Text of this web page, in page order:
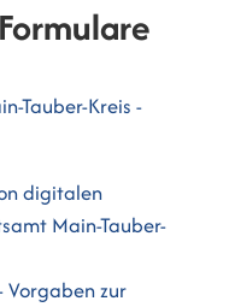
Tauber-Kreis -
digitalen
Main-Tauber-
zur